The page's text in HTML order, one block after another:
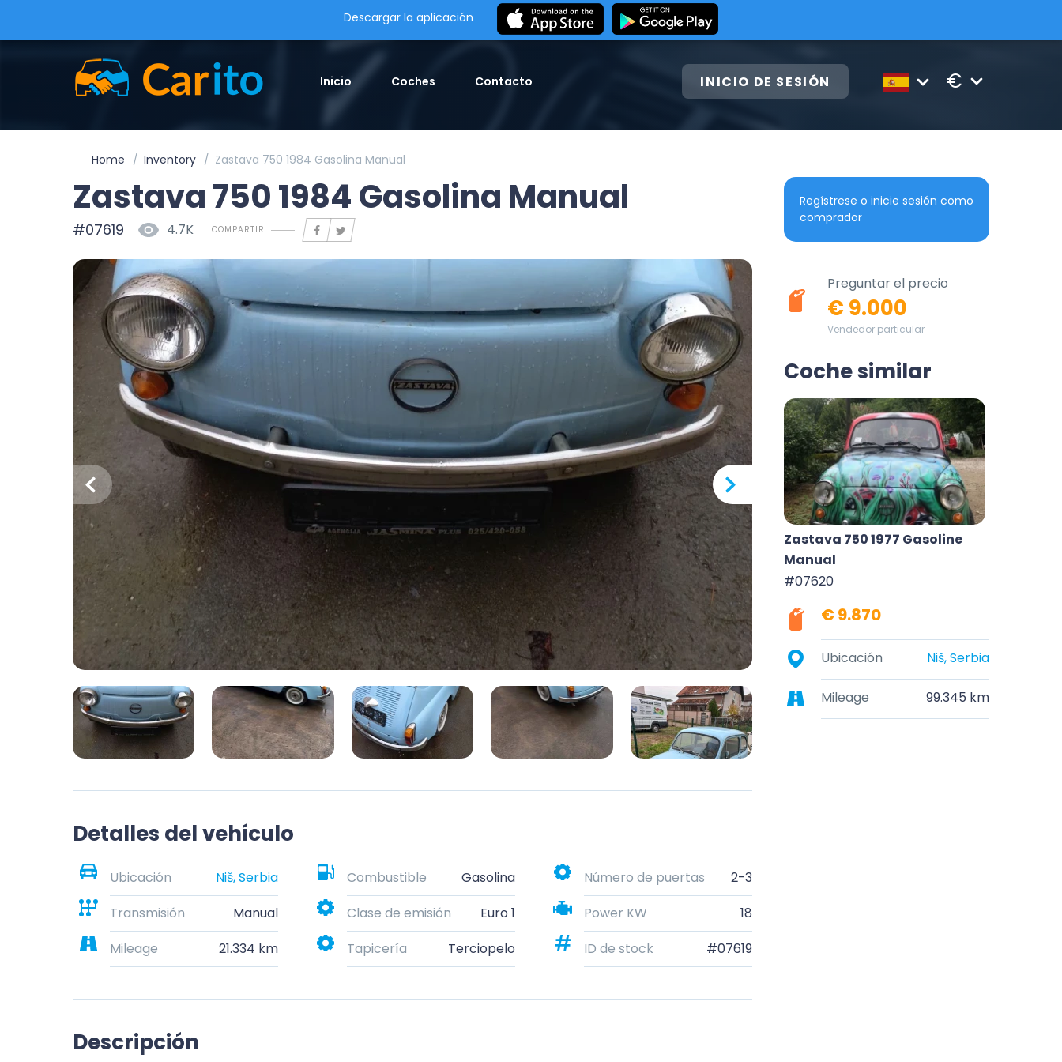
Descargar la aplicación
Inicio Coches Contacto INICIO DE SESIÓN €
Home Inventory Zastava 750 1984 Gasolina Manual
Zastava 750 1984 Gasolina Manual
#07619 4.7K COMPARTIR
Detalles del vehículo
Ubicación Niš, Serbia Combustible Gasolina Número de puertas
2-3
Transmisión
Manual Clase de emisión Euro 1 Power KW
18
Mileage
21.334 km Tapicería Terciopelo ID de stock #07619
Descripción
Regístrese o inicie sesión como
comprador
Preguntar el precio
€ 9.000
Vendedor particular
Coche similar
Zastava 750 1977 Gasoline
Manual
#07620
€ 9.870
Ubicación Niš, Serbia
Mileage 99.345 km